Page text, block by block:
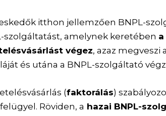
itthon jellemzően BNPL-
szolgáltatást, amelynek keretében
végez, azaz megveszi
és utána a BNPL-szolgáltató
(faktorálás)
Röviden, a hazai BNPL-